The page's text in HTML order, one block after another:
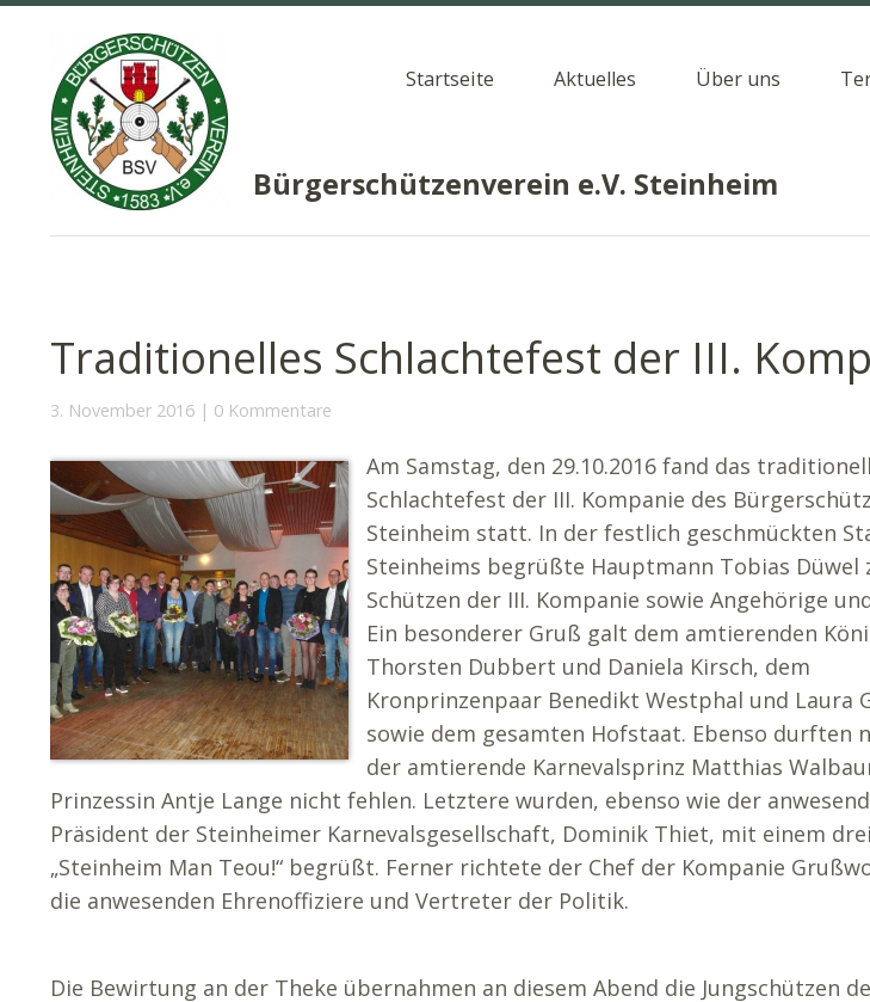
Startseite Aktuelles Über uns
Bürgerschützenverein e.V. Steinheim
Traditionelles Schlachtefest der III.
3. November 2016 0 Kommentare
Am Samstag, den 29.10.2016 fand das
Schlachtefest der III. Kompanie des
Steinheim statt. In der festlich geschmückten
Steinheims begrüßte Hauptmann Tobias Düwel
Schützen der III. Kompanie sowie Angehörige
Ein besonderer Gruß galt dem amtierenden
Thorsten Dubbert und Daniela Kirsch, dem
Kronprinzenpaar Benedikt Westphal und Laura
sowie dem gesamten Hofstaat. Ebenso durften
der amtierende Karnevalsprinz Matthias
Prinzessin Antje Lange nicht fehlen. Letztere wurden, ebenso wie der
Präsident der Steinheimer Karnevalsgesellschaft, Dominik Thiet, mit einem
„Steinheim Man Teou!“ begrüßt. Ferner richtete der Chef der Kompanie
die anwesenden Ehrenoffiziere und Vertreter der Politik.
Die Bewirtung an der Theke übernahmen an diesem Abend die Jungschützen